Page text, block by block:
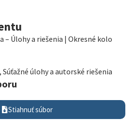
– Úlohy a riešenia | Okresné kolo
, Súťažné úlohy a autorské riešenia
Stiahnuť súbor